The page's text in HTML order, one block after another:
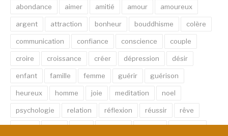
abondance aimer amitié amour amoureux
argent attraction bonheur bouddhisme colère
communication confiance conscience couple
croire croissance créer dépression désir
enfant famille femme guérir guérison
heureux homme joie meditation noel
psychologie relation réflexion réussir rêve
santé sexe soin spirituel succès thérapie